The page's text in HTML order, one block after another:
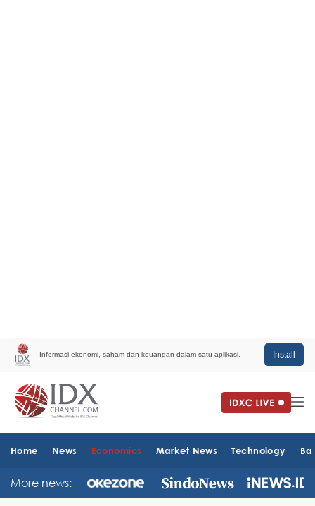
Informasi ekonomi, saham dan keuangan dalam satu aplikasi. Install
Home News Economics Market News Technology
More news: